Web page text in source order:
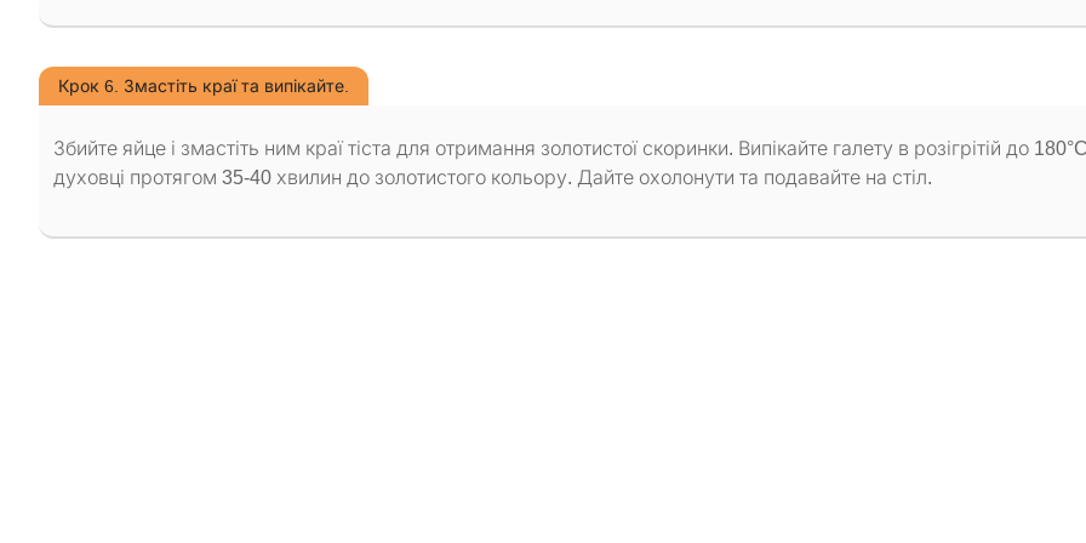
Крок 6. Змастіть краї та випікайте.
Збийте яйце і змастіть ним краї тіста для отримання золотистої скоринки. Випікайте галету в розігрітій до
духовці протягом 35-40 хвилин до золотистого кольору. Дайте охолонути та подавайте на стіл.